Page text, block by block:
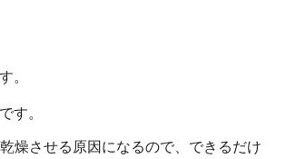
。
す。
燥させる原因になるので、できるだけ